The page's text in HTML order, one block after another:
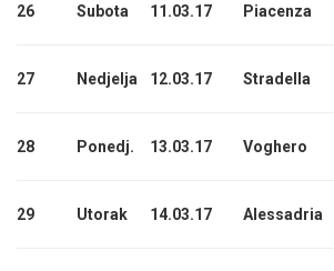
26 Subota 11.03.17 Piacenza
27 Nedjelja 12.03.17 Stradella
28 Ponedj. 13.03.17 Voghero
29 Utorak 14.03.17 Alessadria